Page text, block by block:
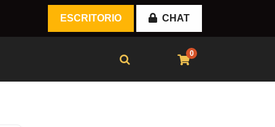
ESCRITORIO CHAT
0